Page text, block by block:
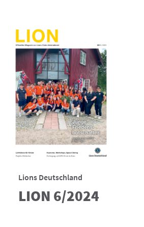
Lions Deutschland
LION 6/2024